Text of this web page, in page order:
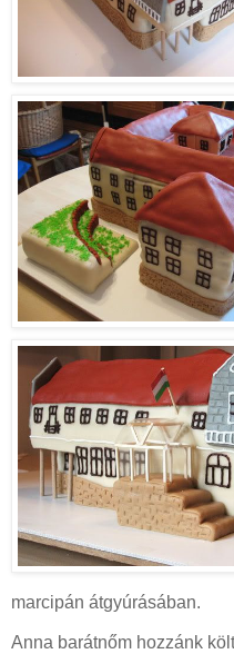
marcipán átgyúrásában.
Anna barátnőm hozzánk